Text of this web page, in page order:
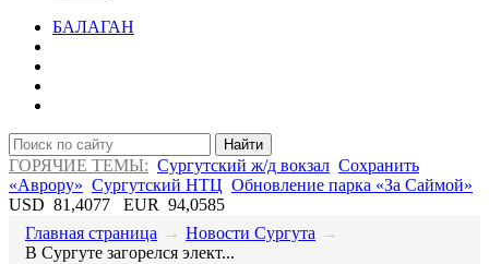
БАЛАГАН
Найти
ГОРЯЧИЕ ТЕМЫ: Сургутский ж/д вокзал Сохранить
«Аврору» Сургутский НТЦ Обновление парка «За Саймой»
USD 81,4077 EUR 94,0585
Главная страница → Новости Сургута →
​В Сургуте загорелся элект...